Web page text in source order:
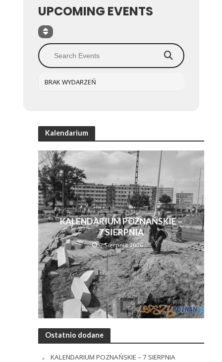
UPCOMING EVENTS
BRAK WYDARZEŃ
Kalendarium
KALENDARIUM POZNAŃSKIE –
7 SIERPNIA
7 Sierpnia 2026
Ostatnio dodane
KALENDARIUM POZNAŃSKIE – 7 SIERPNIA